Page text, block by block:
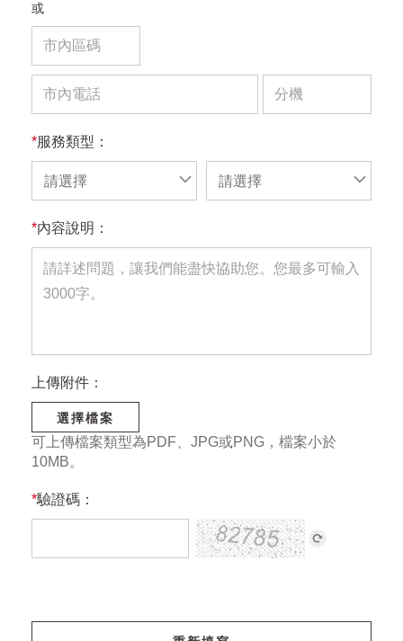
或
*服務類型：
請選擇 請選擇
*內容說明：
上傳附件：
選擇檔案
可上傳檔案類型為PDF、JPG或PNG，檔案小於
10MB。
*驗證碼：